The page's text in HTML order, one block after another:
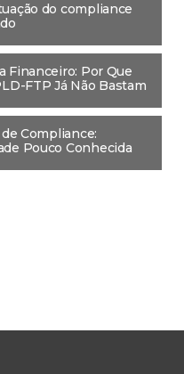
do compliance
Financeiro: Por Que
FTP Já Não Bastam
Compliance:
Pouco Conhecida